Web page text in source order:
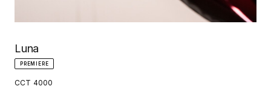
Luna
PREMIERE
CCT 4000